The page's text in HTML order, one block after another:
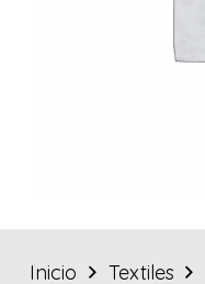
Inicio Textiles